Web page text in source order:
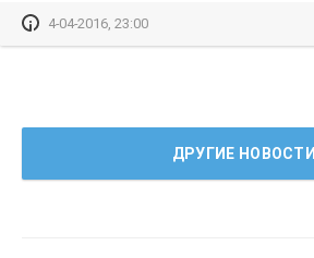
4-04-2016, 23:00
ДРУГИЕ НОВОСТИ